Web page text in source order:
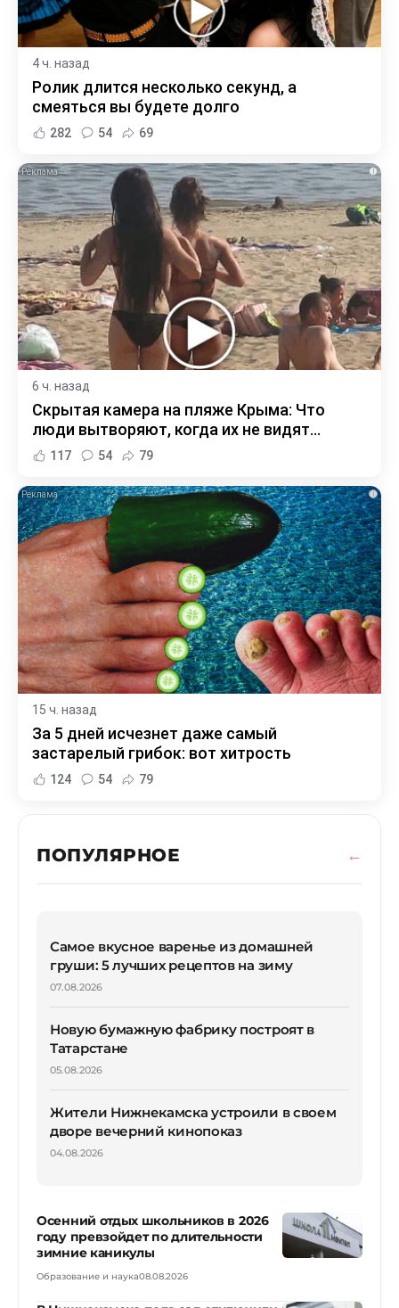
4 ч. назад
Ролик длится несколько секунд, а
смеяться вы будете долго
282 54 69
i
6 ч. назад
Скрытая камера на пляже Крыма: Что
люди вытворяют, когда их не видят...
117 54 79
i
15 ч. назад
За 5 дней исчезнет даже самый
застарелый грибок: вот хитрость
124 54 79
ПОПУЛЯРНОЕ
Самое вкусное варенье из домашней
груши: 5 лучших рецептов на зиму
07.08.2026
Новую бумажную фабрику построят в
Татарстане
05.08.2026
Жители Нижнекамска устроили в своем
дворе вечерний кинопоказ
04.08.2026
Осенний отдых школьников в 2026
году превзойдет по длительности
зимние каникулы
Образование и наука08.08.2026